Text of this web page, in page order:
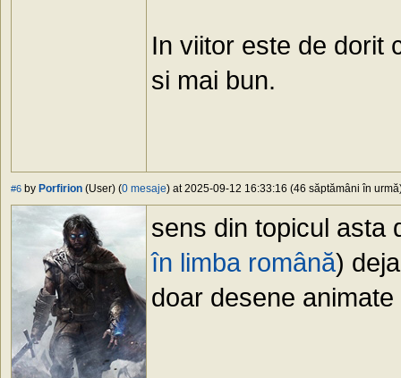
In viitor este de dorit
si mai bun.
#6 by Porfirion (User) (0 mesaje) at 2025-09-12 16:33:16 (46 săptămâni în
sens din topicul asta
în limba română)
doar desene